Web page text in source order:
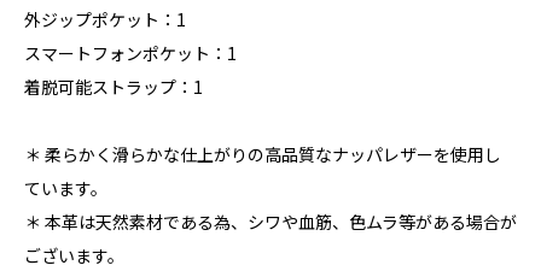
外ジップポケット：1
スマートフォンポケット：1
着脱可能ストラップ：1
＊ 柔らかく滑らかな仕上がりの高品質なナッパレザーを使用し
ています。
＊ 本革は天然素材である為、シワや血筋、色ムラ等がある場合が
ございます。